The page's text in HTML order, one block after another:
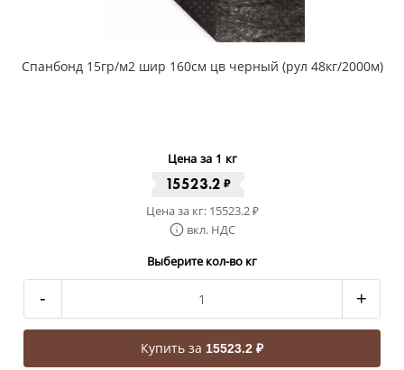
Спанбонд 15гр/м2 шир 160см цв черный (рул 48кг/2000м)
Цена за 1 кг
15523.2 ₽
Цена за кг: 15523.2₽
вкл. НДС
Выберите кол-во кг
- +
Купить за 15523.2 ₽